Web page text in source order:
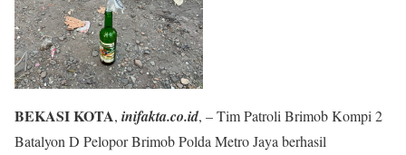
BEKASI KOTA, inifakta.co.id, – Tim Patroli Brimob Kompi 2
Batalyon D Pelopor Brimob Polda Metro Jaya berhasil